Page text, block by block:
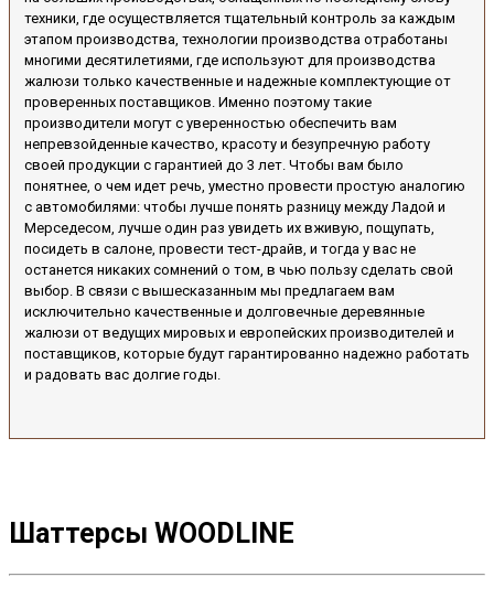
техники, где осуществляется тщательный контроль за каждым
этапом производства, технологии производства отработаны
многими десятилетиями, где используют для производства
жалюзи только качественные и надежные комплектующие от
проверенных поставщиков. Именно поэтому такие
производители могут с уверенностью обеспечить вам
непревзойденные качество, красоту и безупречную работу
своей продукции с гарантией до 3 лет. Чтобы вам было
понятнее, о чем идет речь, уместно провести простую аналогию
с автомобилями: чтобы лучше понять разницу между Ладой и
Мерседесом, лучше один раз увидеть их вживую, пощупать,
посидеть в салоне, провести тест-драйв, и тогда у вас не
останется никаких сомнений о том, в чью пользу сделать свой
выбор. В связи с вышесказанным мы предлагаем вам
исключительно качественные и долговечные деревянные
жалюзи от ведущих мировых и европейских производителей и
поставщиков, которые будут гарантированно надежно работать
и радовать вас долгие годы.
Шаттерсы WOODLINE